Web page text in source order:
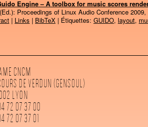
Engine – A toolbox for music scores
Proceedings of Linux Audio Conference 2009,
| Links | BibTeX | Étiquettes: GUIDO, layout,
CNCM
DE VERDUN (GENSOUL)
LYON
72 07 37 00
72 07 37 01